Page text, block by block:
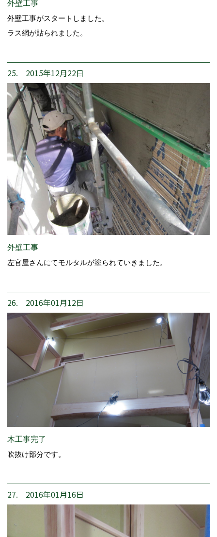
外壁工事
外壁工事がスタートしました。
ラス網が貼られました。
25. 2015年12月22日
外壁工事
左官屋さんにてモルタルが塗られていきました。
26. 2016年01月12日
木工事完了
吹抜け部分です。
27. 2016年01月16日